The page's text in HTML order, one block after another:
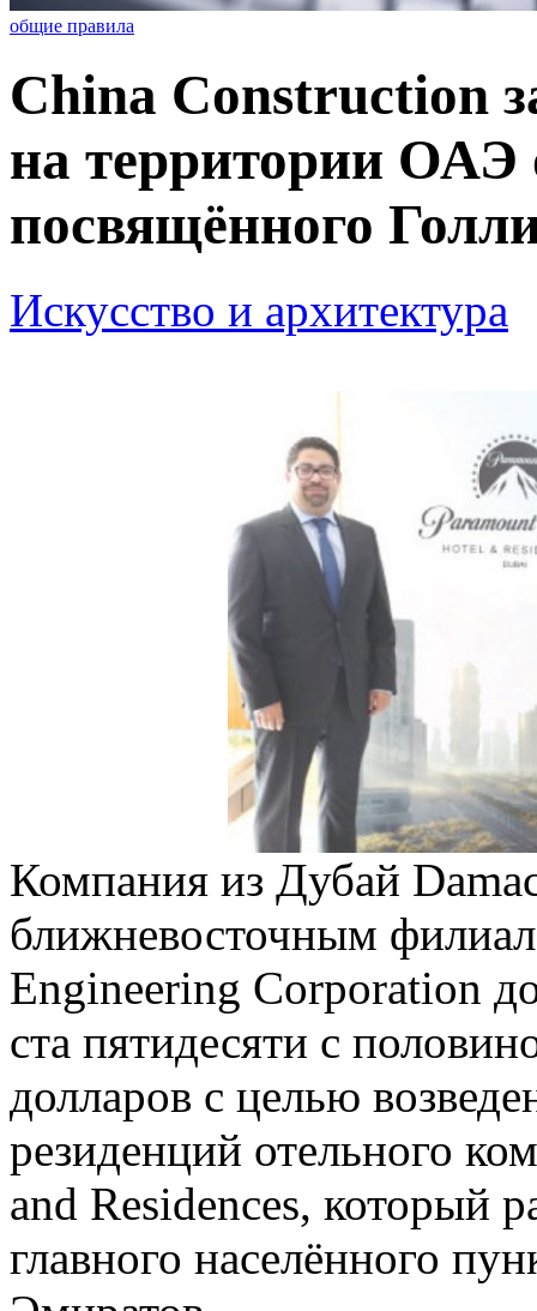
общие правила
China Construction
на территории ОАЭ
посвящённого
Искусство и архитектура
Компания из Дубай
ближневосточным
Engineering Corporation
ста пятидесяти с
долларов с целью
резиденций отельного
and Residences, который
главного населённого